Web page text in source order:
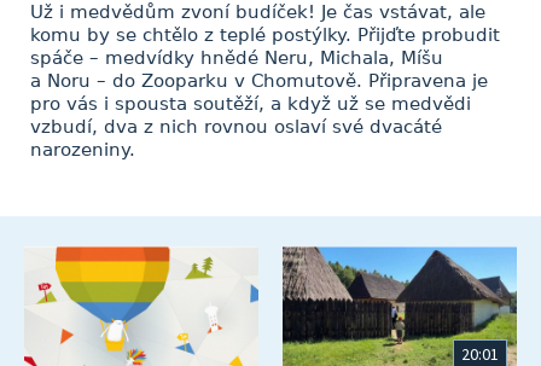
Už i medvědům zvoní budíček! Je čas vstávat, ale
komu by se chtělo z teplé postýlky. Přijďte probudit
spáče – medvídky hnědé Neru, Michala, Míšu
a Noru – do Zooparku v Chomutově. Připravena je
pro vás i spousta soutěží, a když už se medvědi
vzbudí, dva z nich rovnou oslaví své dvacáté
narozeniny.
20:01